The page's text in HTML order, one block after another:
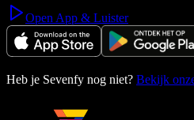
Open App & Luister
Heb je Sevenfy nog niet? Bekijk